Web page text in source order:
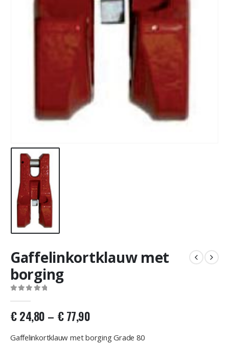
Gaffelinkortklauw met
borging
€24,80 – €77,90
Gaffelinkortklauw met borging Grade 80